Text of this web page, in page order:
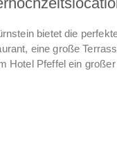
bietet die
eine große
Hotel Pfeffel ein